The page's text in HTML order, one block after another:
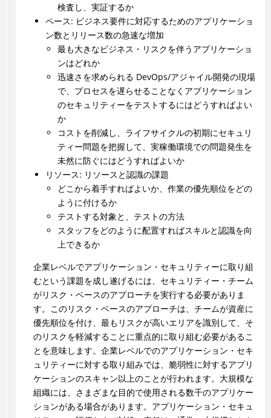
検査し、実証するか
ペース: ビジネス要件に対応するためのアプリケーショ
ン数とリリース数の急速な増加
最も大きなビジネス・リスクを伴うアプリケーショ
ンはどれか
迅速さを求められる DevOps/アジャイル開発の現場
で、プロセスを遅らせることなくアプリケーション
のセキュリティーをテストするにはどうすればよい
か
コストを削減し、ライフサイクルの初期にセキュリ
ティー問題を把握して、実稼働環境での問題発生を
未然に防ぐにはどうすればよいか
リソース: リソースと認識の課題
どこから着手すればよいか、作業の優先順位をどの
ように付けるか
テストする対象と、テストの方法
スタッフをどのように配置すればスキルと認識を向
上できるか
企業レベルでアプリケーション・セキュリティーに取り組
むという課題を成し遂げるには、セキュリティー・チーム
がリスク・ベースのアプローチを実行する必要がありま
す。このリスク・ベースのアプローチは、チームが資産に
優先順位を付け、最もリスクが高いエリアを識別して、そ
のリスクを軽減することに重点的に取り組む必要があるこ
とを意味します。企業レベルでのアプリケーション・セキ
ュリティーに対する取り組みでは、脆弱性に対するアプリ
ケーションのスキャン以上のことが行われます。大規模な
組織には、さまざまな目的で使用される数千のアプリケー
ションがある場合があります。アプリケーション・セキュ